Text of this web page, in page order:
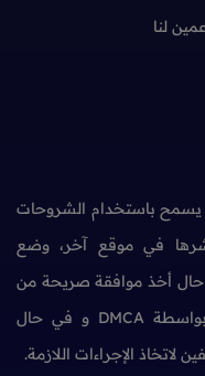
لنا
باستخدام الشروحات
نشرها في موقع آخر، وضع
أخذ موافقة صريحة من
إدارة الموقع كما أن المحتوى مسجل بواسطة DMCA و في حال
الإجراءات اللازمة.